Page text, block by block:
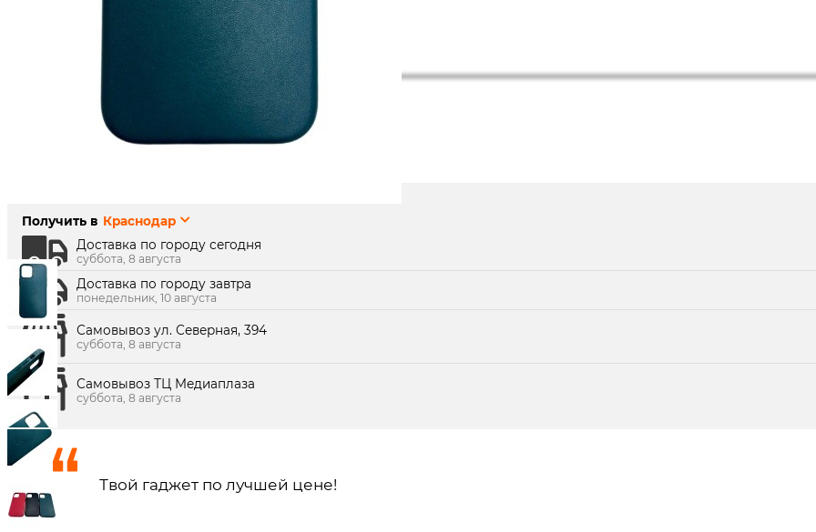
₽
цена в магазине
г. Краснодар, ТК Медиаплаза:
Получить в Краснодар
Доставка по городу сегодня
суббота, 8 августа
Доставка по городу завтра
понедельник, 10 августа
Самовывоз ул. Северная, 394
суббота, 8 августа
Самовывоз ТЦ Медиаплаза
суббота, 8 августа
Твой гаджет по лучшей цене!